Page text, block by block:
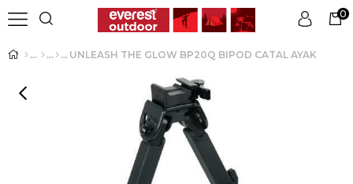
Üye Girişi Üye Ol
0
UNLEASH THE GLOW BP20Q BIPOD CATAL AYAK